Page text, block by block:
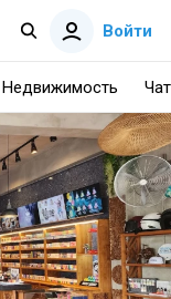
Войти
Недвижимость Чат